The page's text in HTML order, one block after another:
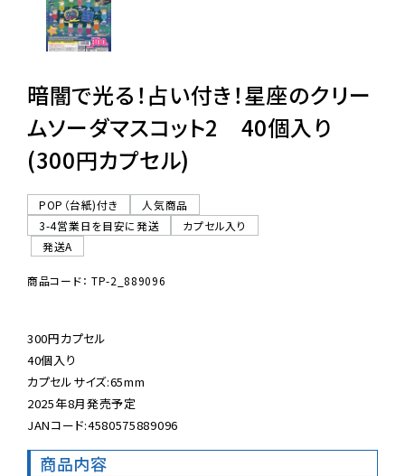
06-6282-7659
暗闇で光る！占い付き！星座のクリー
ムソーダマスコット2 40個入り
(300円カプセル)
POP（台紙)付き
人気商品
3-4営業日を目安に発送
カプセル入り
発送A
商品コード： TP-2_889096
300円カプセル
40個入り
カプセルサイズ:65mm
2025年8月発売予定
JANコード:4580575889096
商品内容